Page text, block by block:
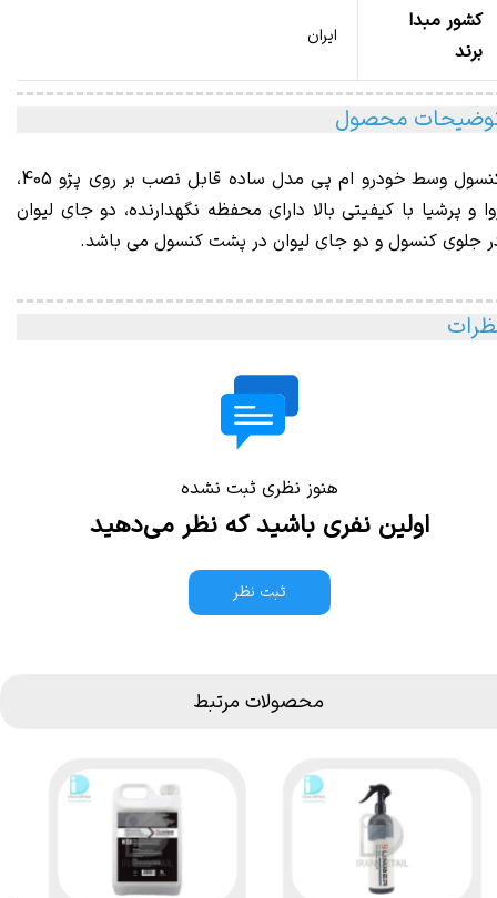
کشور مبدا
برند
ایران
محصول
کنسول وسط خودرو ام پی مدل ساده قابل نصب بر روی پژو 405،
و پرشیا با کیفیتی بالا دارای محفظه نگهدارنده، دو جای لیوان
جلوی کنسول و دو جای لیوان در پشت کنسول می باشد.
هنوز نظری ثبت نشده
اولین نفری باشید که نظر می‌دهید
ثبت نظر
محصولات مرتبط